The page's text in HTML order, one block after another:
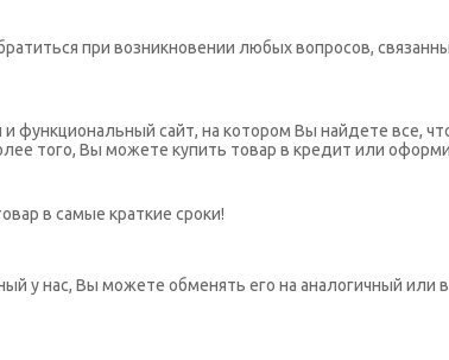
при возникновении любых вопросов,
функциональный сайт, на котором Вы найдете все,
того, Вы можете купить товар в кредит или
в самые краткие сроки!
у нас, Вы можете обменять его на аналогичный или